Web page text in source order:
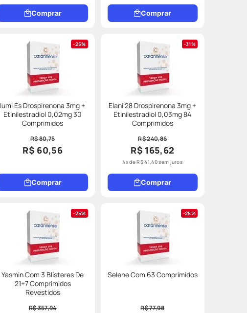
Comprar Comprar
25%
Iumi Es Drospirenona 3mg +
Etinilestradiol 0,02mg 30
Comprimidos
R$ 80,75
R$ 60,56
Comprar
31%
Elani 28 Drospirenona 3mg +
Etinilestradiol 0,03mg 84
Comprimidos
R$ 240,86
R$ 165,62
4x deR$41,40sem juros
Comprar
25%
Yasmin Com 3 Blísteres De
21+7 Comprimidos
Revestidos
R$ 357,94
25%
Selene Com 63 Comprimidos
R$ 77,98